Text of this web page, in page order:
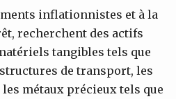
inflationnistes et à la
recherchent des actifs
tangibles tels que
de transport, les
métaux précieux tels que